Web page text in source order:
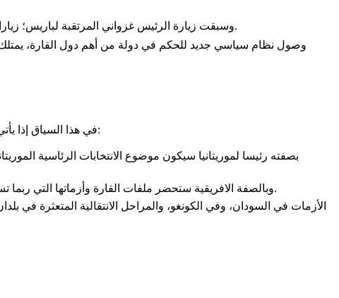
✔️ وسبقت زيارة الرئيس غزواني المرتقبة لباريس؛ زيارات قام بها عدة رؤساء أفارقة لانواكشوط (من هؤلاء رؤساء: بوروندي والكونغو والسنغال، إضافة إلى زيارة قائد أركان الجيش المالي).
في هذا السياق إذا يأتي لقاء يتضح من خلال جدول أعماله أن الرئيس محمد ولد الشيخ الغزواني يحضره بصفتيه؛ رئيسا لموريتانيا، ورئيسا دوريا للاتحاد الافريقي:
✔️ وبالصفة الافريقية ستحضر ملفات القارة وأزماتها التي ربما تسعى باريس للدخول عليها من بوابة الرئاسة الموريتانية؛ لاستعادة دور لم تعد ممارسته متاحة بذات السلاسة التي كانت متاحة من قبل.
الأزمات في السودان، وفي الكونغو، والمراحل الانتقالية المتعثرة في